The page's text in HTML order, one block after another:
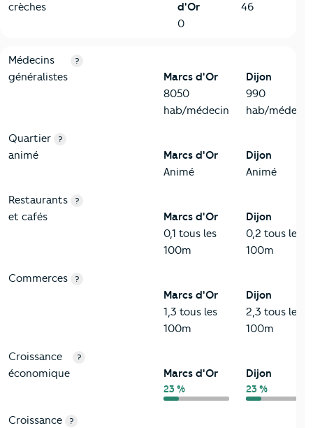
crèches
d'Or
0
46
5-Commerces
Critères Marcs d'Or
Médecins
généralistes
?
Marcs d'Or
8050
hab/médecin
Dijon
990
hab/médecin
Quartier
animé
?
Marcs d'Or
Animé
Dijon
Animé
Restaurants
et cafés
?
Marcs d'Or
0,1 tous les
100m
Dijon
0,2 tous les
100m
Commerces ?
Marcs d'Or
1,3 tous les
100m
Dijon
2,3 tous les
100m
Croissance
économique
?
Marcs d'Or
23 %
Dijon
23 %
Croissance
?